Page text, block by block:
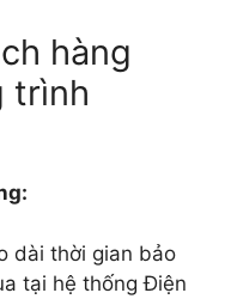
hàng
trình
dài thời gian bảo
tại hệ thống Điện